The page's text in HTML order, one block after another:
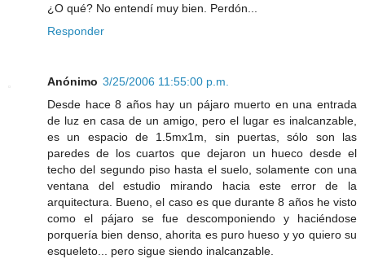
¿O qué? No entendí muy bien. Perdón...
Responder
Anónimo 3/25/2006 11:55:00 p.m.
Desde hace 8 años hay un pájaro muerto en una entrada
de luz en casa de un amigo, pero el lugar es inalcanzable,
es un espacio de 1.5mx1m, sin puertas, sólo son las
paredes de los cuartos que dejaron un hueco desde el
techo del segundo piso hasta el suelo, solamente con una
ventana del estudio mirando hacia este error de la
arquitectura. Bueno, el caso es que durante 8 años he visto
como el pájaro se fue descomponiendo y haciéndose
porquería bien denso, ahorita es puro hueso y yo quiero su
esqueleto... pero sigue siendo inalcanzable.